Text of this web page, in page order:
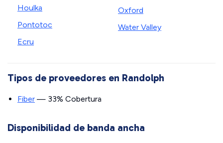
Houlka
Pontotoc
Ecru
Oxford
Water Valley
Tipos de proveedores en Randolph
Fiber — 33% Cobertura
Disponibilidad de banda ancha